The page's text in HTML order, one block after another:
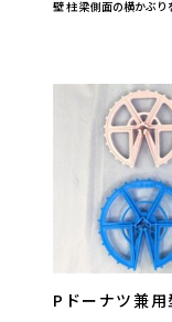
壁 柱 梁側面の横かぶり
Pドーナツ兼用